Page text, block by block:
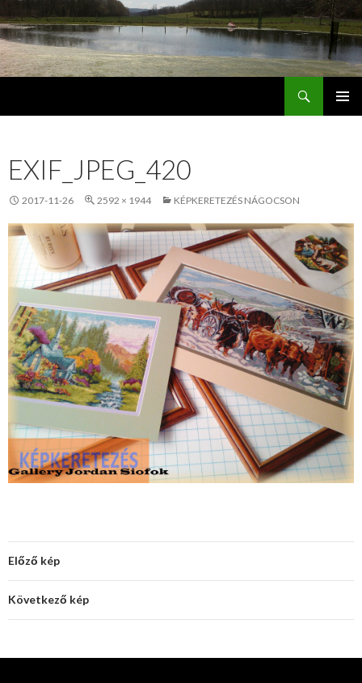
EXIF_JPEG_420
2017-11-26 2592 × 1944 KÉPKERETEZÉS NÁGOCSON
Előző kép
Következő kép